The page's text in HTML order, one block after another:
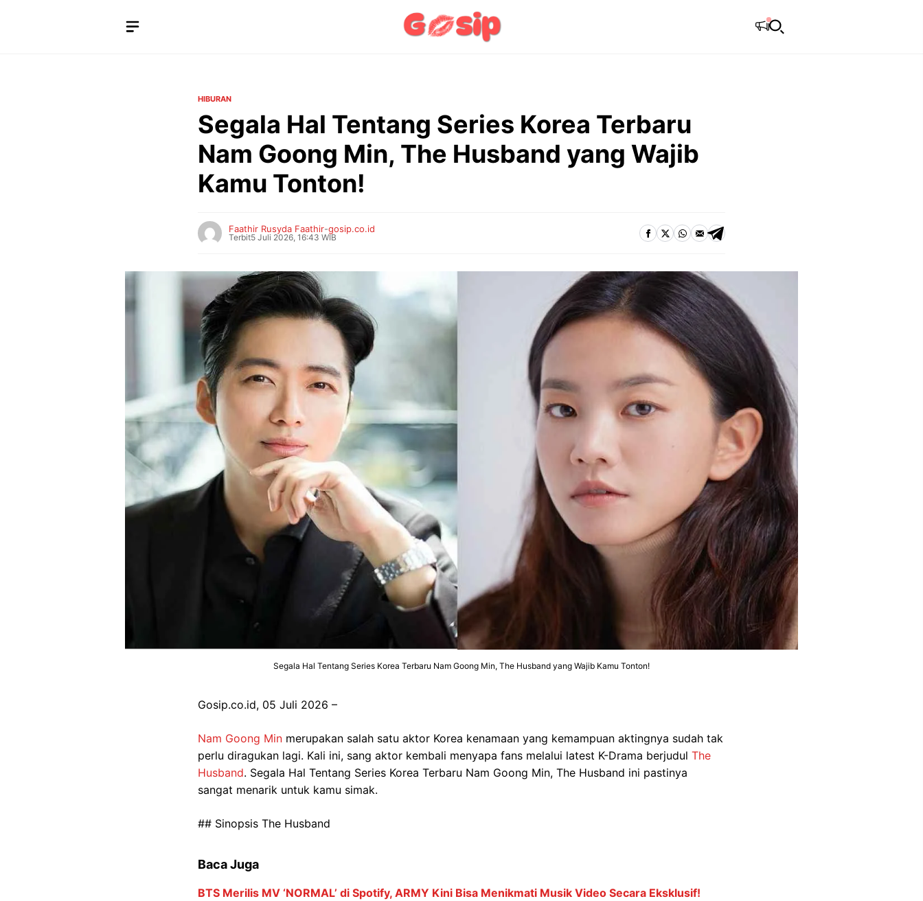
HIBURAN
Segala Hal Tentang Series Korea Terbaru
Nam Goong Min, The Husband yang Wajib
Kamu Tonton!
Faathir Rusyda Faathir-gosip.co.id
Terbit5 Juli 2026, 16:43 WIB
Segala Hal Tentang Series Korea Terbaru Nam Goong Min, The Husband yang Wajib Kamu Tonton!
Gosip.co.id, 05 Juli 2026 –
Nam Goong Min merupakan salah satu aktor Korea kenamaan yang kemampuan aktingnya sudah tak
perlu diragukan lagi. Kali ini, sang aktor kembali menyapa fans melalui latest K-Drama berjudul The
Husband. Segala Hal Tentang Series Korea Terbaru Nam Goong Min, The Husband ini pastinya
sangat menarik untuk kamu simak.
## Sinopsis The Husband
Baca Juga
BTS Merilis MV ‘NORMAL’ di Spotify, ARMY Kini Bisa Menikmati Musik Video Secara Eksklusif!